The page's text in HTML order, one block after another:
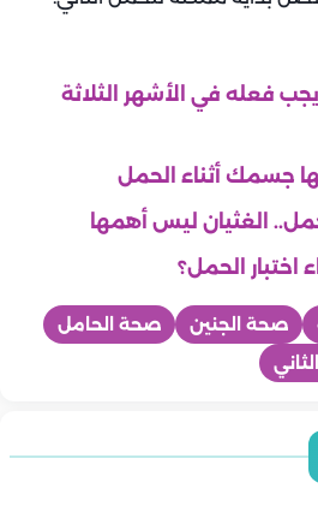
فعله في الأشهر الثلاثة
جسمك أثناء الحمل
الغثيان ليس أهمها
اختبار الحمل؟
صحة الجنين
صحة الحامل
في الثلث الأخير